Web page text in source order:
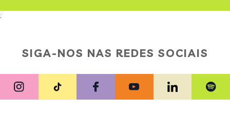
;
SIGA-NOS NAS REDES SOCIAIS